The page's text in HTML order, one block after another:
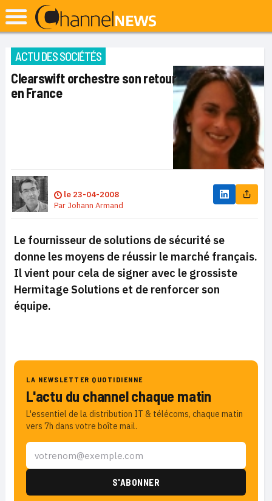
ACTU DES SOCIÉTÉS
Clearswift orchestre son retour
en France
le 23-04-2008
Par Johann Armand
Le fournisseur de solutions de sécurité se
donne les moyens de réussir le marché français.
Il vient pour cela de signer avec le grossiste
Hermitage Solutions et de renforcer son
équipe.
LA NEWSLETTER QUOTIDIENNE
L'actu du channel chaque matin
L'essentiel de la distribution IT & télécoms, chaque matin
vers 7h dans votre boîte mail.